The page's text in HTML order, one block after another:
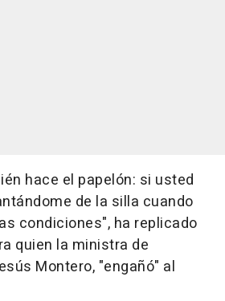
hace el papelón: si usted
de la silla cuando
condiciones", ha replicado
quien la ministra de
Montero, "engañó" al